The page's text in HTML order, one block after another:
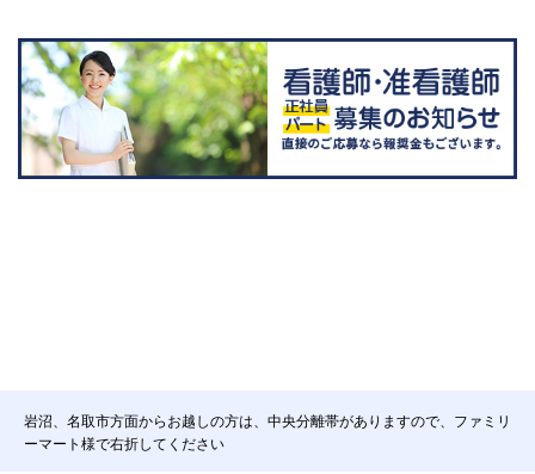
岩沼、名取市方面からお越しの方は、中央分離帯がありますので、ファミリ
ーマート様で右折してください